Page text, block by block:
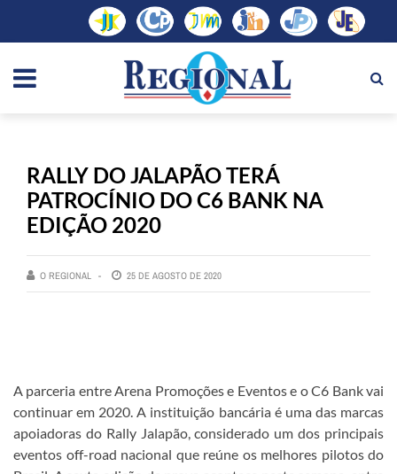
RALLY DO JALAPÃO TERÁ
PATROCÍNIO DO C6 BANK NA
EDIÇÃO 2020
O REGIONAL 25 DE AGOSTO DE 2020
A parceria entre Arena Promoções e Eventos e o C6 Bank vai
continuar em 2020. A instituição bancária é uma das marcas
apoiadoras do Rally Jalapão, considerado um dos principais
eventos off-road nacional que reúne os melhores pilotos do